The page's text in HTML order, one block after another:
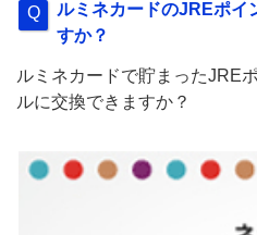
ルミネカードのJREポイ
すか？
ルミネカードで貯まったJRE
ルに交換できますか？